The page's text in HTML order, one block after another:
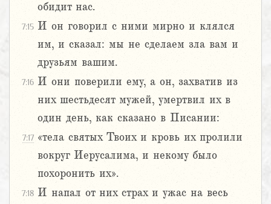
обидит нас.
7:15 И он говорил с ними мирно и клялся
им, и сказал: мы не сделаем зла вам и
друзьям вашим.
7:16 И они поверили ему, а он, захватив из
них шестьдесят мужей, умертвил их в
один день, как сказано в Писании:
7:17 «тела святых Твоих и кровь их пролили
вокруг Иерусалима, и некому было
похоронить их».
7:18 И напал от них страх и ужас на весь